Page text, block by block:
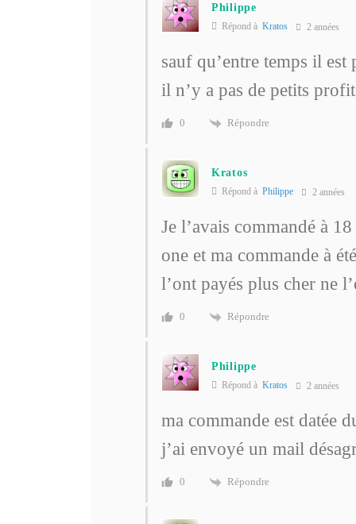
Philippe
Répond à Kratos 2 années
sauf qu’entre temps il est
il n’y a pas de petits
0 Répondre
Kratos
Répond à Philippe 2 années
Je l’avais commandé à
one et ma commande à
l’ont payés plus cher ne
0 Répondre
Philippe
Répond à Kratos 2 années
ma commande est datée
j’ai envoyé un mail
0 Répondre